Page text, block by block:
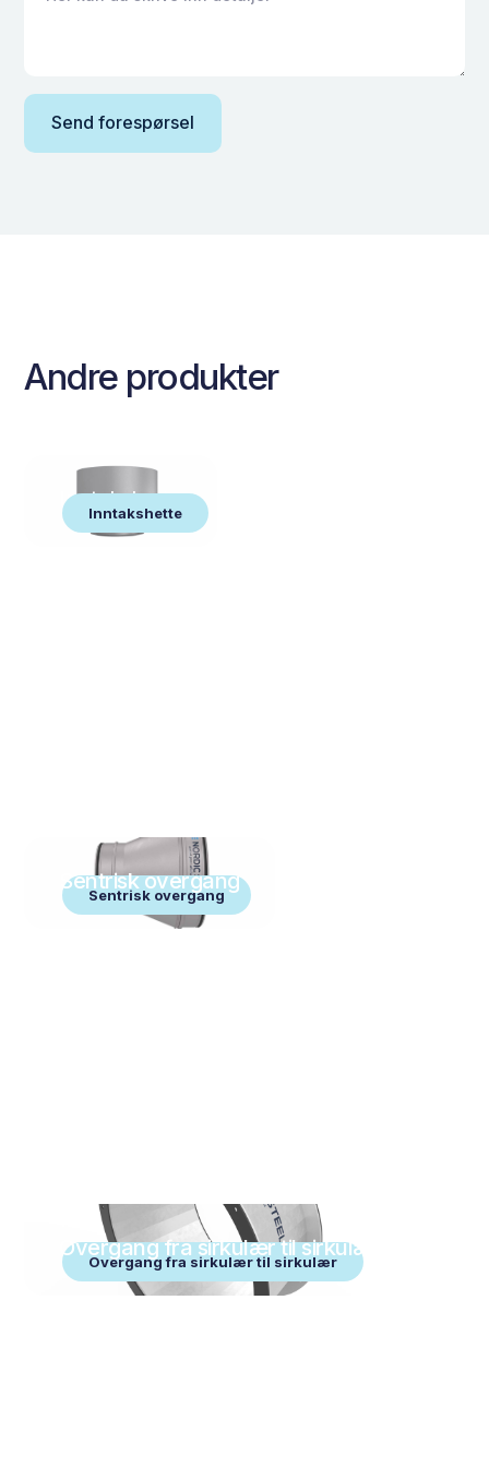
Andre produkter
Inntakshette
Inntakshette
Sentrisk overgang
Sentrisk overgang
Overgang fra sirkulær til sirkulær
Overgang fra sirkulær til sirkulær